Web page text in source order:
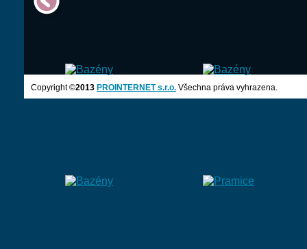
Copyright ©2013 PROINTERNET s.r.o. Všechna práva vyhrazena.